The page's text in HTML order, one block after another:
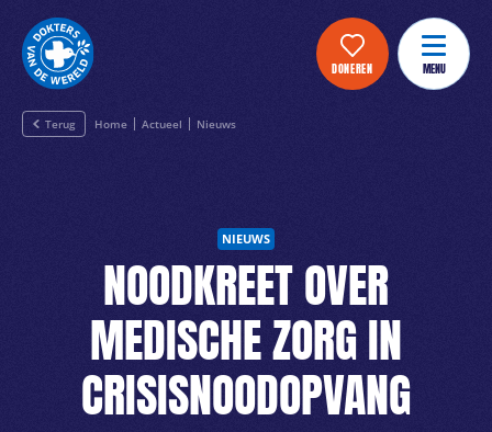
DONEREN MENU
Terug Home Actueel Nieuws
NIEUWS
NOODKREET OVER
MEDISCHE ZORG IN
CRISISNOODOPVANG